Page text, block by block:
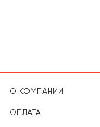
О КОМПАНИИ
ОПЛАТА